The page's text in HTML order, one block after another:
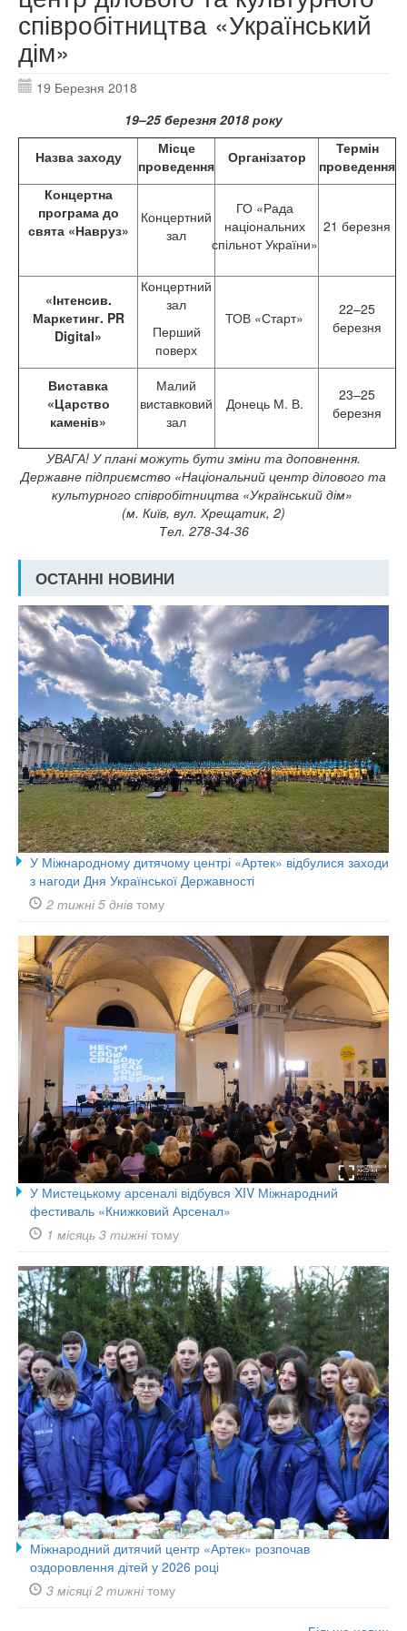
співробітництва «Український
дім»
19 Березня 2018
19–25 березня 2018 року
Назва заходу
Місце
проведення
Організатор
Термін
проведення
Концертна
програма до
свята «Навруз»
Концертний
зал
ГО «Рада
національних
спільнот України»
21 березня
«Інтенсив.
Маркетинг. PR
Digital»
Концертний
зал
Перший
поверх
ТОВ «Старт»
22–25
березня
Виставка
«Царство
каменів»
Малий
виставковий
зал
Донець М. В.
23–25
березня
УВАГА! У плані можуть бути зміни та доповнення.
Державне підприємство «Національний центр ділового та
культурного співробітництва «Український дім»
(м. Київ, вул. Хрещатик, 2)
Тел. 278-34-36
ОСТАННІ НОВИНИ
У Міжнародному дитячому центрі «Артек» відбулися заходи
з нагоди Дня Української Державності
2 тижні 5 днів тому
У Мистецькому арсеналі відбувся XIV Міжнародний
фестиваль «Книжковий Арсенал»
1 місяць 3 тижнітому
Міжнародний дитячий центр «Артек» розпочав
оздоровлення дітей у 2026 році
3 місяці 2 тижнітому